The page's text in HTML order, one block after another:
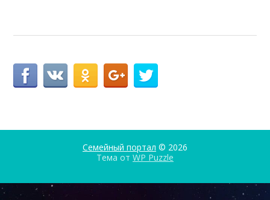
Семейный портал © 2026
Тема от WP Puzzle